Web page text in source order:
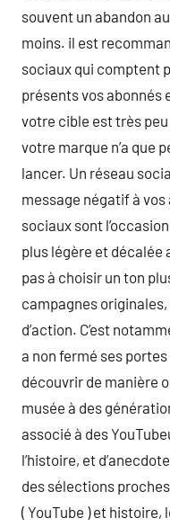
souvent un abandon
moins. il est
sociaux qui comptent
présents vos abonnés
votre cible est très
votre marque n’a que
lancer. Un réseau
message négatif à
sociaux sont
plus légère et décalée
pas à choisir un ton
campagnes
d’action. C’est
a non fermé ses
découvrir de manière
musée à des
associé à des
l’histoire, et
des sélections
( YouTube ) et histoire,